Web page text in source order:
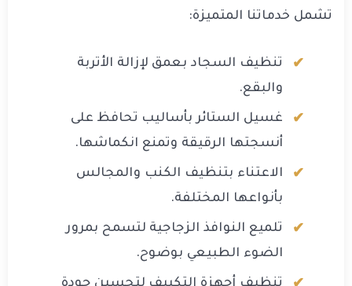
تشمل خدماتنا المتميزة:
تنظيف السجاد بعمق لإزالة الأتربة
والبقع.
غسيل الستائر بأساليب تحافظ على
أنسجتها الرقيقة وتمنع انكماشها.
الاعتناء بتنظيف الكنب والمجالس
بأنواعها المختلفة.
تلميع النوافذ الزجاجية لتسمح بمرور
الضوء الطبيعي بوضوح.